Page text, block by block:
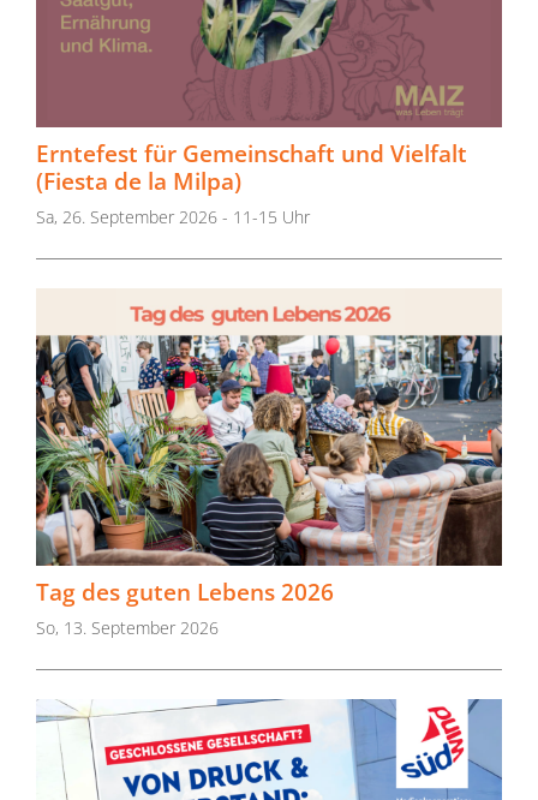
Erntefest für Gemeinschaft und Vielfalt
(Fiesta de la Milpa)
Sa, 26. September 2026 - 11-15 Uhr
Tag des guten Lebens 2026
So, 13. September 2026